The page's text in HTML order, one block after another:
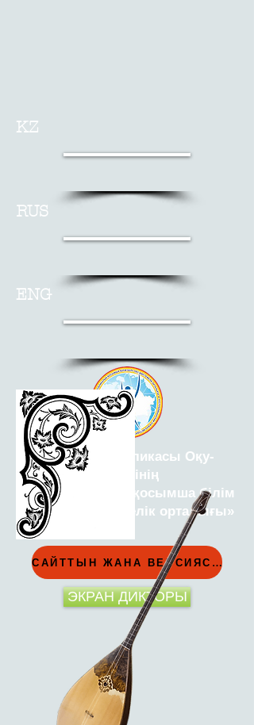
KZ
RUS
ENG
Қазақстан Республикасы Оқу-
ағарту министрлігінің
«Республикалық қосымша білім
беру оқу-әдістемелік орталығы»
РМҚК
САЙТТЫН ЖАНА ВЕРСИЯСЫ
ЭКРАН ДИКТОРЫ